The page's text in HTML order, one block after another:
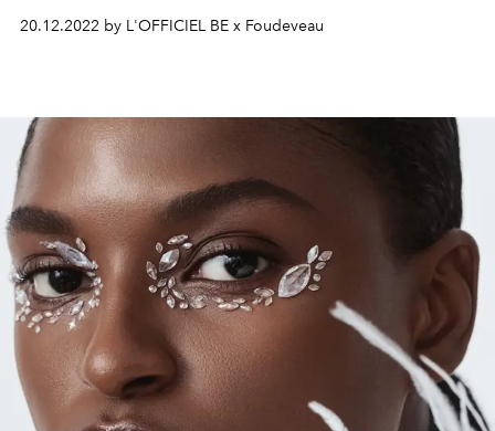
en un moment inoubliable pour ses invités !
20.12.2022 by L'OFFICIEL BE x Foudeveau